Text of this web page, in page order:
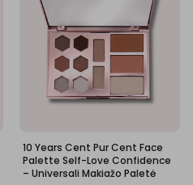
10 Years Cent Pur Cent Face
Palette Self-Love Confidence
– Universali Makiažo Paletė